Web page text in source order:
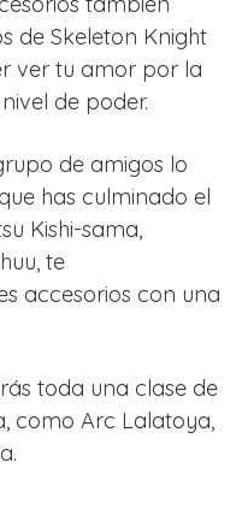
de Skeleton Knight
ver tu amor por la
de poder.
de amigos lo
has culminado el
Kishi-sama,
te
accesorios con una
toda una clase de
como Arc Lalatoya,